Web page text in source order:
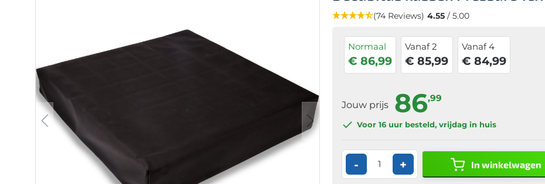
(74 Reviews) 4.55/ 5.00
Normaal
€ 86,99
Vanaf 2
€ 85,99
Vanaf 4
€ 84,99
Jouw prijs 86,99
Voor 16 uurbesteld, vrijdag in huis
- + In winkelwagen